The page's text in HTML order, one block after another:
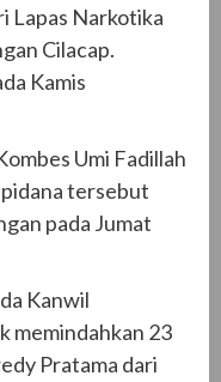
Lapas Narkotika
Cilacap.
Kamis
Umi Fadillah
tersebut
pada Jumat
Kanwil
memindahkan 23
Pratama dari